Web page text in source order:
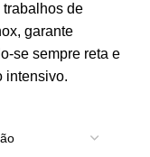
de
garante
se sempre reta e
intensivo.